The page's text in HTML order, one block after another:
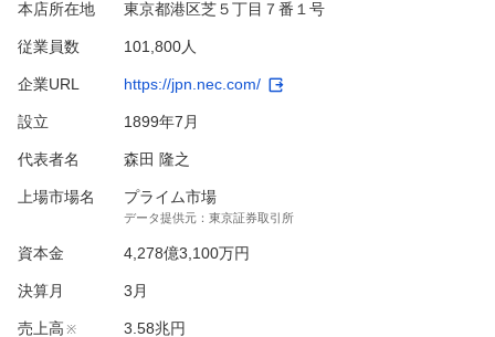
本店所在地 東京都港区芝５丁目７番１号
従業員数 101,800人
企業URL https://jpn.nec.com/
設立 1899年7月
代表者名 森田 隆之
上場市場名 プライム市場
データ提供元： 東京証券取引所
資本金 4,278億3,100万円
決算月 3 月
売上高 ※ 3.58兆円